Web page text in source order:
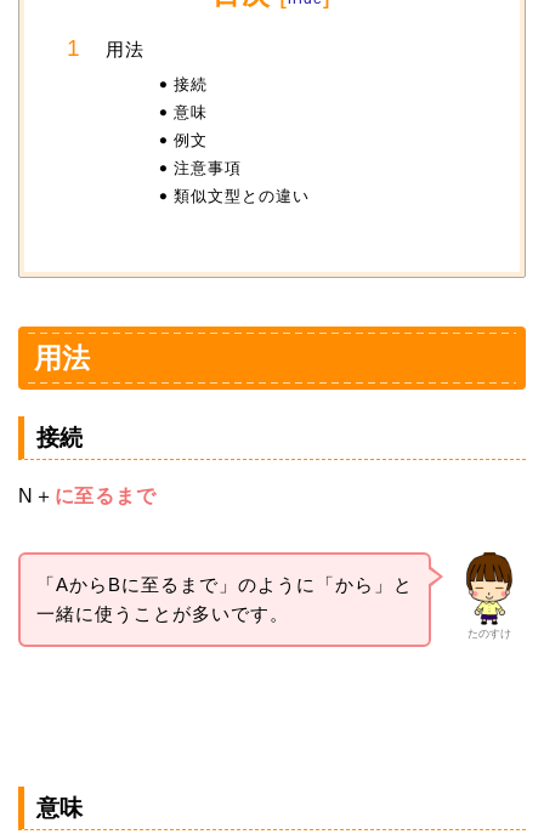
用法
接続
意味
例文
注意事項
類似文型との違い
用法
接続
N＋ に至るまで
たのすけ
「AからBに至るまで」のように「から」と
一緒に使うことが多いです。
意味